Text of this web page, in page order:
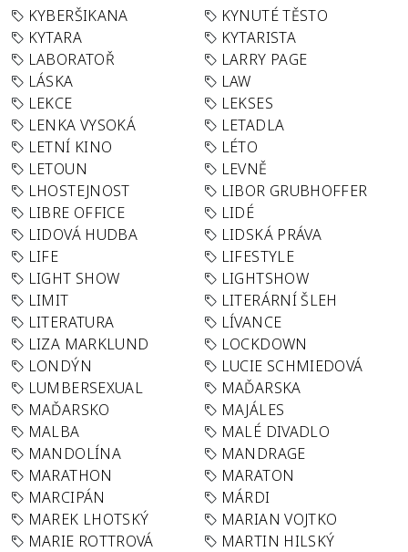
KYBERŠIKANA
KYNUTÉ TĚSTO
KYTARA
KYTARISTA
LABORATOŘ
LARRY PAGE
LÁSKA
LAW
LEKCE
LEKSES
LENKA VYSOKÁ
LETADLA
LETNÍ KINO
LÉTO
LETOUN
LEVNĚ
LHOSTEJNOST
LIBOR GRUBHOFFER
LIBRE OFFICE
LIDÉ
LIDOVÁ HUDBA
LIDSKÁ PRÁVA
LIFE
LIFESTYLE
LIGHT SHOW
LIGHTSHOW
LIMIT
LITERÁRNÍ ŠLEH
LITERATURA
LÍVANCE
LIZA MARKLUND
LOCKDOWN
LONDÝN
LUCIE SCHMIEDOVÁ
LUMBERSEXUAL
MAĎARSKA
MAĎARSKO
MAJÁLES
MALBA
MALÉ DIVADLO
MANDOLÍNA
MANDRAGE
MARATHON
MARATON
MARCIPÁN
MÁRDI
MAREK LHOTSKÝ
MARIAN VOJTKO
MARIE ROTTROVÁ
MARTIN HILSKÝ